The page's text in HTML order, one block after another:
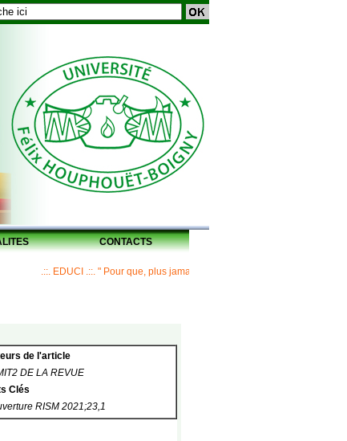
CONTACTS
.::. EDUCI .::. " Pour que, plus jamais, un Maître ne laisse ses disciples
de l'article
DE LA REVUE
Clés
RISM 2021;23,1